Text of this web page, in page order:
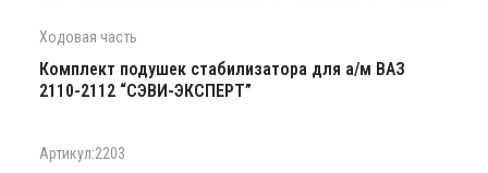
Ходовая часть
Комплект подушек стабилизатора для а/м ВАЗ
2110-2112 “СЭВИ-ЭКСПЕРТ”
Артикул:2203